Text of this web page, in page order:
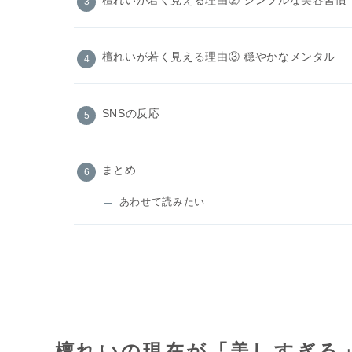
檀れいが若く見える理由③ 穏やかなメンタル
SNSの反応
まとめ
あわせて読みたい